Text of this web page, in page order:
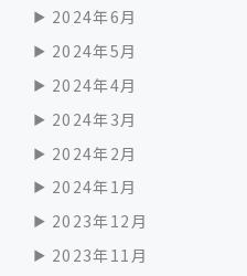
2024年6月
2024年5月
2024年4月
2024年3月
2024年2月
2024年1月
2023年12月
2023年11月